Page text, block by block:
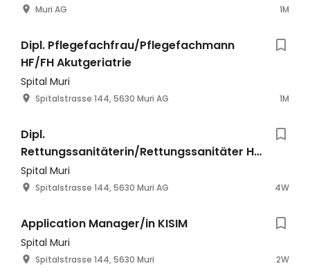
Muri AG 1M
Dipl. Pflegefachfrau/Pflegefachmann
HF/FH Akutgeriatrie
Spital Muri
Spitalstrasse 144, 5630 Muri AG 1M
Dipl.
Rettungssanitäterin/Rettungssanitäter HF
mit Zusatzausbildung Expertin/Experte
Anästhesie
Spital Muri
Spitalstrasse 144, 5630 Muri AG 4W
Application Manager/in KISIM
Spital Muri
Spitalstrasse 144, 5630 Muri 2W